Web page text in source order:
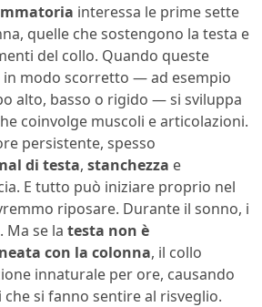
interessa le prime sette
quelle che sostengono la testa e
del collo. Quando queste
modo scorretto — ad esempio
alto, basso o rigido — si sviluppa
coinvolge muscoli e articolazioni.
persistente, spesso
di testa, stanchezza e
E tutto può iniziare proprio nel
riposare. Durante il sonno, i
Ma se la testa non è
con la colonna, il collo
innaturale per ore, causando
si fanno sentire al risveglio.